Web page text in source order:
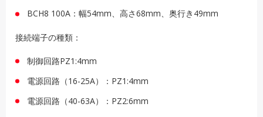
BCH8 100A：幅54mm、高さ68mm、奥行き49mm
接続端子の種類：
制御回路PZ1:4mm
電源回路（16-25A）：PZ1:4mm
電源回路（40-63A）：PZ2:6mm